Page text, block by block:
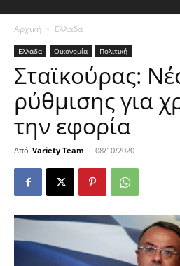
Αρχική Ελλάδα
Ελλάδα Οικονομία Πολιτική
Σταϊκούρας:
ρύθμισης για
την εφορία
Από Variety Team - 08/10/2020